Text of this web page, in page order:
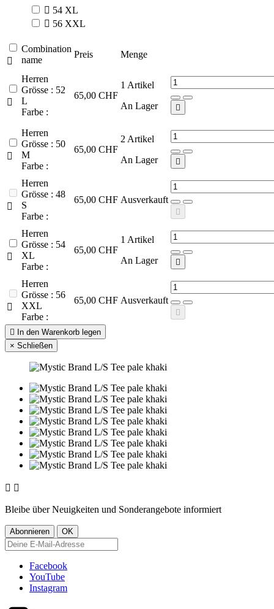
 54 XL
 56 XXL

Combination
name
Preis Menge

Herren
Grösse : 52
L
Farbe :
65,00 CHF
1 Artikel
An Lager


Herren
Grösse : 50
M
Farbe :
65,00 CHF
2 Artikel
An Lager


Herren
Grösse : 48
S
Farbe :
65,00 CHF Ausverkauft


Herren
Grösse : 54
XL
Farbe :
65,00 CHF
1 Artikel
An Lager


Herren
Grösse : 56
XXL
Farbe :
65,00 CHF Ausverkauft


In den Warenkorb legen
× Schließen
 
Bleibe über Neuigkeiten und Sonderangebote informiert
Facebook
YouTube
Instagram